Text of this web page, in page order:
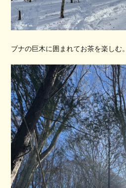
ブナの巨木に囲まれてお茶を楽しむ。